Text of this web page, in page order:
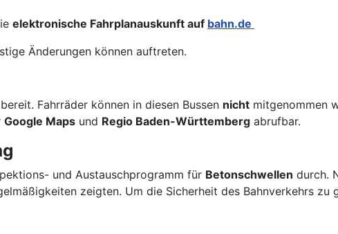
elektronische Fahrplanauskunft auf bahn.de
Änderungen können auftreten.
bereit. Fahrräder können in diesen Bussen nicht mitgenommen
Google Maps und Regio Baden-Württemberg abrufbar.
und Austauschprogramm für Betonschwellen durch.
zeigten. Um die Sicherheit des Bahnverkehrs zu